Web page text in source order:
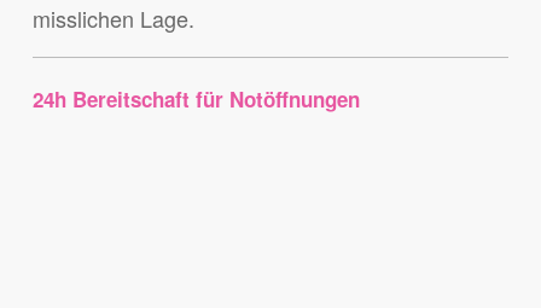
misslichen Lage.
24h Bereitschaft für Notöffnungen